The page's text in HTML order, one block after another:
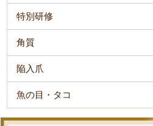
特別研修
角質
陥入爪
魚の目・タコ